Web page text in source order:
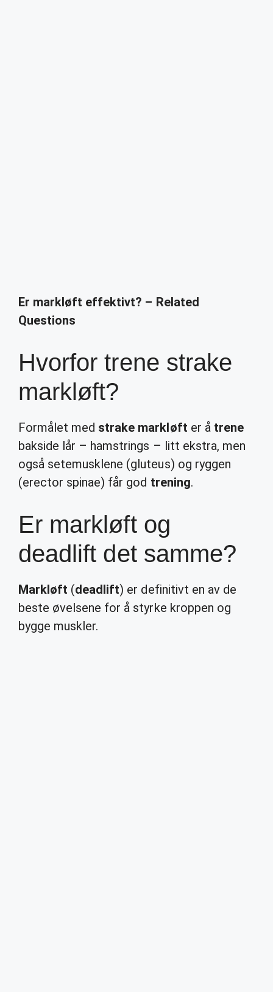
Er markløft effektivt? – Related
Questions
Hvorfor trene strake
markløft?
Formålet med strake markløft er å trene
bakside lår – hamstrings – litt ekstra, men
også setemusklene (gluteus) og ryggen
(erector spinae) får god trening.
Er markløft og
deadlift det samme?
Markløft (deadlift) er definitivt en av de
beste øvelsene for å styrke kroppen og
bygge muskler.